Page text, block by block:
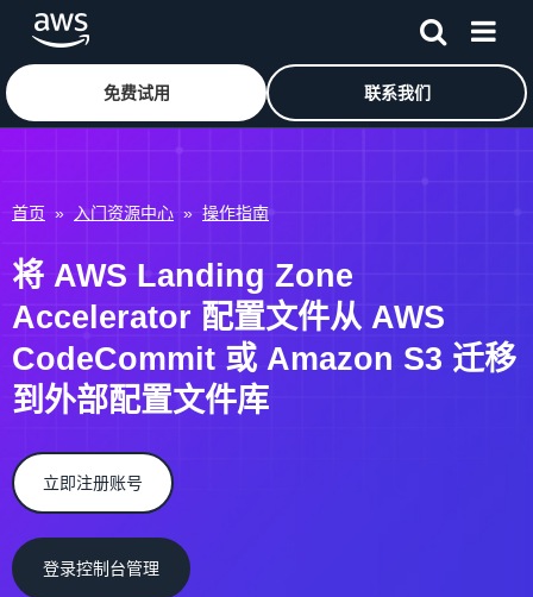
免费试用 联系我们
首页 » 入门资源中心 » 操作指南
将 AWS Landing Zone
Accelerator 配置文件从 AWS
CodeCommit 或 Amazon S3 迁移
到外部配置文件库
立即注册账号
登录控制台管理